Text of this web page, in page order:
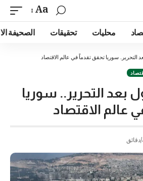
Aa
محليات تحقيقات الصحيفة
التحرير.. سوريا تحقق تقدماً في عالم الاقتصاد
بعد التحرير.. سوريا
عالم الاقتصاد